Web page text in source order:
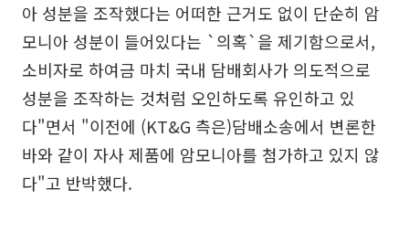
아 성분을 조작했다는 어떠한 근거도 없이 단순히 암
모니아 성분이 들어있다는 `의혹`을 제기함으로서,
소비자로 하여금 마치 국내 담배회사가 의도적으로
성분을 조작하는 것처럼 오인하도록 유인하고 있
다"면서 "이전에 (KT&G 측은)담배소송에서 변론한
바와 같이 자사 제품에 암모니아를 첨가하고 있지 않
다"고 반박했다.